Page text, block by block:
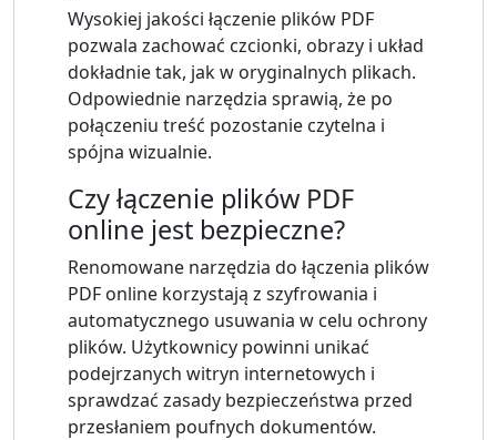
Wysokiej jakości łączenie plików PDF
pozwala zachować czcionki, obrazy i układ
dokładnie tak, jak w oryginalnych plikach.
Odpowiednie narzędzia sprawią, że po
połączeniu treść pozostanie czytelna i
spójna wizualnie.
Czy łączenie plików PDF
online jest bezpieczne?
Renomowane narzędzia do łączenia plików
PDF online korzystają z szyfrowania i
automatycznego usuwania w celu ochrony
plików. Użytkownicy powinni unikać
podejrzanych witryn internetowych i
sprawdzać zasady bezpieczeństwa przed
przesłaniem poufnych dokumentów.